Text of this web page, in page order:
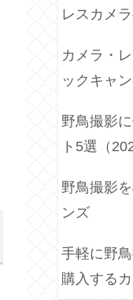
レスカメ
カメラ・
ックキャ
野鳥撮影
ト5選（
野鳥撮影
ンズ
手軽に野
購入する